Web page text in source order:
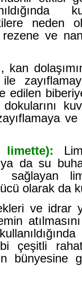
neden
ve
kan
edilen
ve
ya da su
sağlayan
olarak da
ve idrar
çeşitli
bünyesine